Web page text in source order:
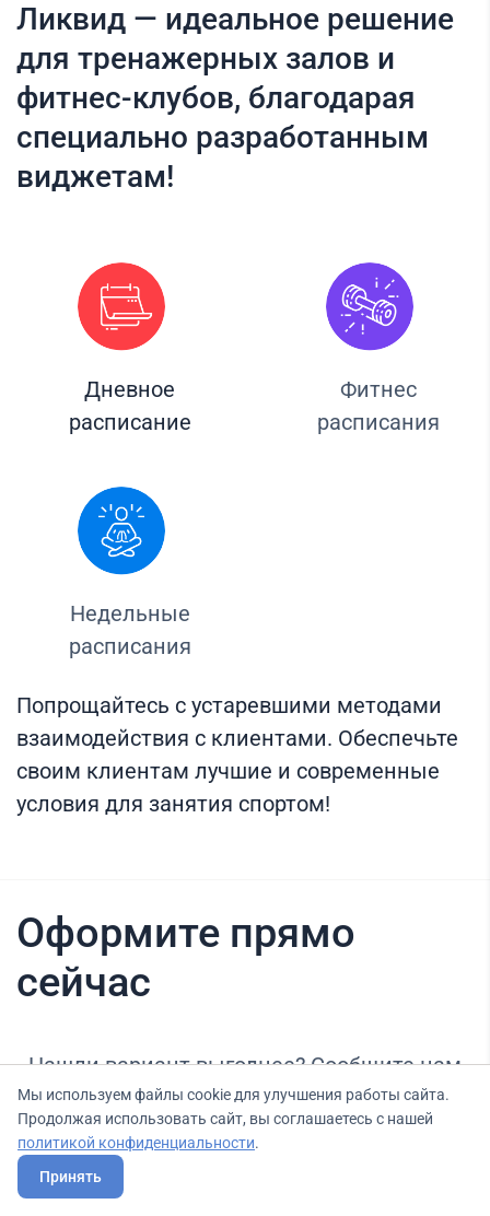
Ликвид — идеальное решение
для тренажерных залов и
фитнес-клубов, благодарая
специально разработанным
виджетам!
Дневное
расписание
Фитнес
расписания
Недельные
расписания
Попрощайтесь с устаревшими методами
взаимодействия с клиентами. Обеспечьте
своим клиентам лучшие и современные
условия для занятия спортом!
Оформите прямо
сейчас
Нашли вариант выгоднее? Сообщите нам
об этом, и мы подберем для Вас выгодные
условия.
Мы используем файлы cookie для улучшения работы сайта.
Продолжая использовать сайт, вы соглашаетесь с нашей
политикой конфиденциальности.
Принять